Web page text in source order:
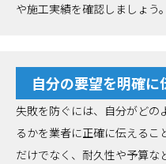
や施工実績を確認しましょう。
自分の要望を明確に
失敗を防ぐには、自分がどの
るかを業者に正確に伝えるこ
だけでなく、耐久性や予算な